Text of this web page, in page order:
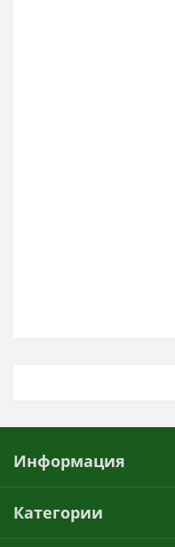
Информация
Категории